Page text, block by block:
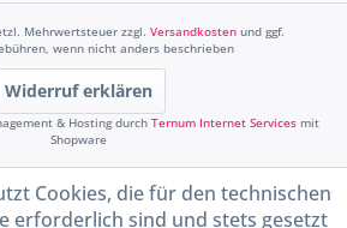
Mehrwertsteuer zzgl. Versandkosten und ggf.
wenn nicht anders beschrieben
Widerruf erklären
& Hosting durch Ternum Internet Services mit
Shopware
Cookies, die für den technischen
erforderlich sind und stets gesetzt